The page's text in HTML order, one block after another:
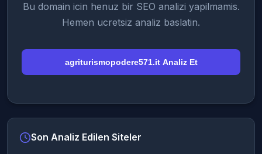
Bu domain icin henuz bir SEO analizi yapilmamis.
Hemen ucretsiz analiz baslatin.
agriturismopodere571.it Analiz Et
Son Analiz Edilen Siteler